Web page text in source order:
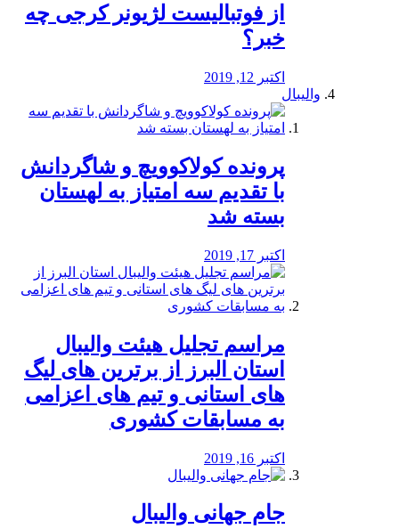
از فوتبالیست لژیونر کرجی چه
خبر؟
اکتبر 12, 2019
والیبال
پرونده کولاکوویچ و شاگردانش
با تقدیم سه امتیاز به لهستان
بسته شد
اکتبر 17, 2019
مراسم تجلیل هیئت والیبال
استان البرز از برترین های لیگ
های استانی و تیم های اعزامی
به مسابقات کشوری
اکتبر 16, 2019
جام جهانی والیبال